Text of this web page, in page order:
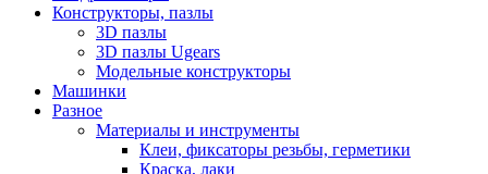
Конструкторы, пазлы
3D пазлы
3D пазлы Ugears
Модельные конструкторы
Машинки
Разное
Материалы и инструменты
Клеи, фиксаторы резьбы, герметики
Краска, лаки